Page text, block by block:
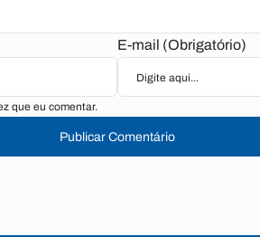
E-mail (Obrigatório)
que eu comentar.
Publicar Comentário